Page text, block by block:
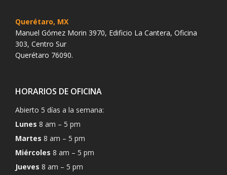
Querétaro, MX
Manuel Gómez Morin 3970, Edificio La Cantera, Oficina
303, Centro Sur
Querétaro 76090.
HORARIOS DE OFICINA
Abierto 5 días a la semana:
Lunes 8 am – 5 pm
Martes 8 am – 5 pm
Miércoles 8 am – 5 pm
Jueves 8 am – 5 pm